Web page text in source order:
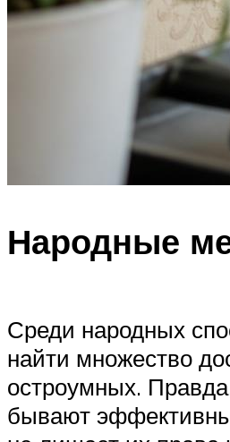
Народные
Среди народных
найти множество
остроумных.
бывают